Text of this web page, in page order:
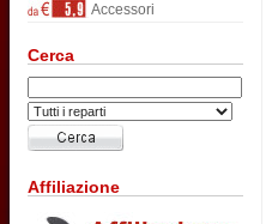
Accessori
Cerca
Affiliazione